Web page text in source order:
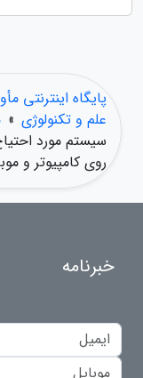
پایگاه اینترنتی
علم و تکنولوژی »
روی کامپیوتر و
خبرنامه